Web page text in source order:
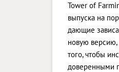
Tower of
выпуска на
дающие
новую
того, чтобы
доверенными